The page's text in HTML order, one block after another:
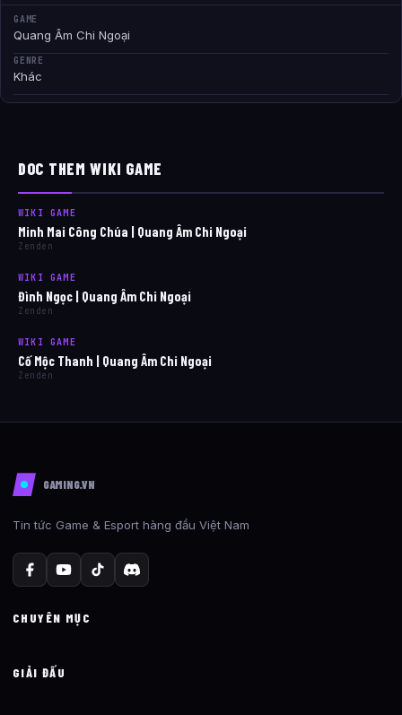
GAME
Quang Âm Chi Ngoại
GENRE
Khác
DOC THEM WIKI GAME
WIKI GAME
Minh Mai Công Chúa | Quang Âm Chi Ngoại
Zenden
WIKI GAME
Đình Ngọc | Quang Âm Chi Ngoại
Zenden
WIKI GAME
Cố Mộc Thanh | Quang Âm Chi Ngoại
Zenden
GAMING.VN
Tin tức Game & Esport hàng đầu Việt Nam
CHUYÊN MỤC
GIẢI ĐẤU